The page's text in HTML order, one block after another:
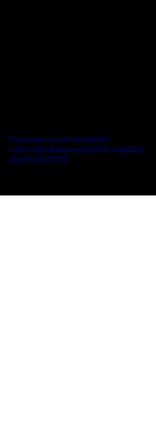
https://www.youtube.com/watch?
v=8wLUuWyL0tw&pp=ygUQcGF0cmkgbW9kb
yBtaWFtaQ%3D%3D